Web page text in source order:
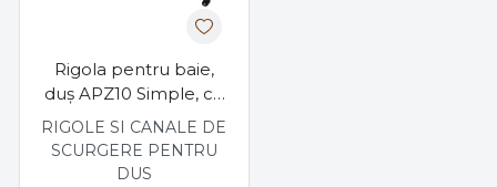
Rigola pentru baie,
duş APZ10 Simple, cu
margine pentru grătar
perforat, alcadrain
RIGOLE SI CANALE DE
SCURGERE PENTRU
DUS